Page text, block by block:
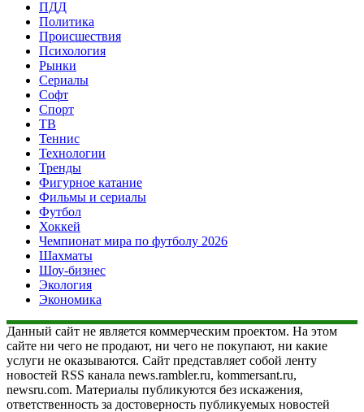
ПДД
Политика
Происшествия
Психология
Рынки
Сериалы
Софт
Спорт
ТВ
Теннис
Технологии
Тренды
Фигурное катание
Фильмы и сериалы
Футбол
Хоккей
Чемпионат мира по футболу 2026
Шахматы
Шоу-бизнес
Экология
Экономика
Данный сайт не является коммерческим проектом. На этом
сайте ни чего не продают, ни чего не покупают, ни какие
услуги не оказываются. Сайт представляет собой ленту
новостей RSS канала news.rambler.ru, kommersant.ru,
newsru.com. Материалы публикуются без искажения,
ответственность за достоверность публикуемых новостей